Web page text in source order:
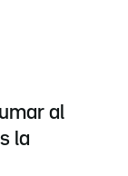
al
la